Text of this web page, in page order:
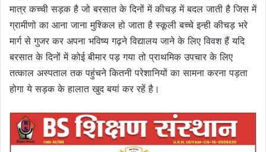
मात्र कच्ची सड़क है जो बरसात के दिनों में कीचड़ में बदल जाती है जिस में
ग्रामीणो का आना जाना मुश्किल हो जाता है स्कूली बच्चे इन्ही कीचड़ भरे
मार्ग से गुजर कर अपना भविष्य गढ़ने विद्यालय जाने के लिए विवश हैं यदि
बरसात के दिनों में कोई बीमार पड़ गया तो प्राथमिक उपचार के लिए
तत्काल अस्पताल तक पहुंचने कितनी परेशानियों का सामना करना पड़ता
होगा ये सड़क के हालात खुद बयां कर रहें है।